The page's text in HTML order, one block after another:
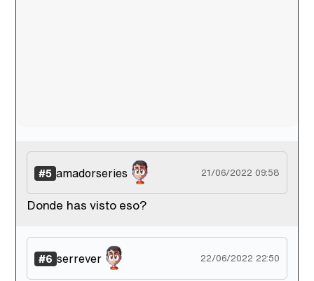
#5 amadorseries 21/06/2022 09:58
Donde has visto eso?
#6 serrever 22/06/2022 22:50